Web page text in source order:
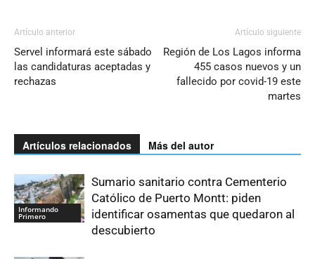
Artículo anterior
Servel informará este sábado
las candidaturas aceptadas y
rechazas
Artículo siguiente
Región de Los Lagos informa
455 casos nuevos y un
fallecido por covid-19 este
martes
Artículos relacionados Más del autor
Informando
Primero
Sumario sanitario contra Cementerio
Católico de Puerto Montt: piden
identificar osamentas que quedaron al
descubierto